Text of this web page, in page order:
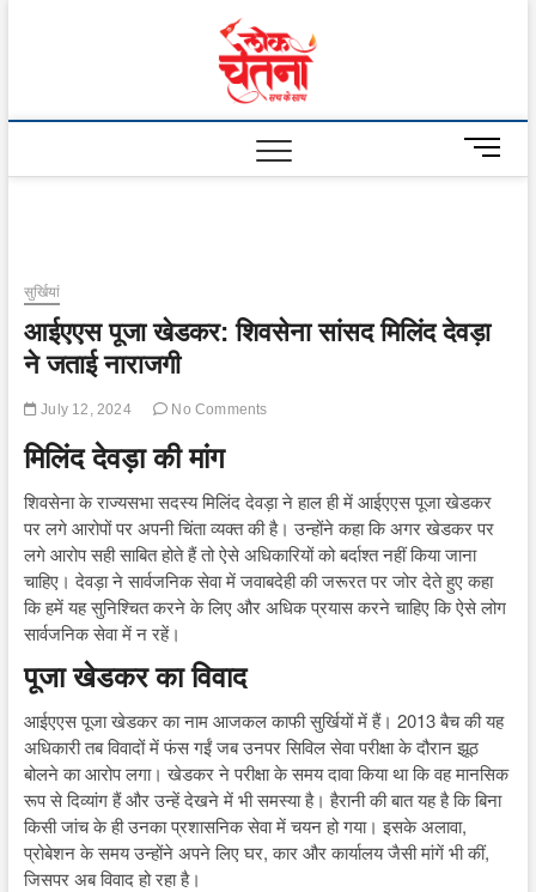
M
e
t
सुर्खियां
आईएएस पूजा खेडकर: शिवसेना सांसद मिलिंद देवड़ा
ने जताई नाराजगी
July 12, 2024 No Comments
मिलिंद देवड़ा की मांग
शिवसेना के राज्यसभा सदस्य मिलिंद देवड़ा ने हाल ही में आईएएस पूजा खेडकर
पर लगे आरोपों पर अपनी चिंता व्यक्त की है। उन्होंने कहा कि अगर खेडकर पर
लगे आरोप सही साबित होते हैं तो ऐसे अधिकारियों को बर्दाश्त नहीं किया जाना
चाहिए। देवड़ा ने सार्वजनिक सेवा में जवाबदेही की जरूरत पर जोर देते हुए कहा
कि हमें यह सुनिश्चित करने के लिए और अधिक प्रयास करने चाहिए कि ऐसे लोग
सार्वजनिक सेवा में न रहें।
पूजा खेडकर का विवाद
आईएएस पूजा खेडकर का नाम आजकल काफी सुर्खियों में हैं। 2013 बैच की यह
अधिकारी तब विवादों में फंस गईं जब उनपर सिविल सेवा परीक्षा के दौरान झूठ
बोलने का आरोप लगा। खेडकर ने परीक्षा के समय दावा किया था कि वह मानसिक
रूप से दिव्यांग हैं और उन्हें देखने में भी समस्या है। हैरानी की बात यह है कि बिना
किसी जांच के ही उनका प्रशासनिक सेवा में चयन हो गया। इसके अलावा,
प्रोबेशन के समय उन्होंने अपने लिए घर, कार और कार्यालय जैसी मांगें भी कीं,
जिसपर अब विवाद हो रहा है।